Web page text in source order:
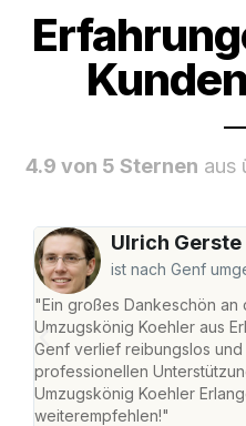
4.9 von 5 Sternen aus
Ulrich Gerste
ist nach Genf
"Ein großes Dankeschön an
Umzugskönig Koehler aus
Genf verlief reibungslos
professionellen
Umzugskönig Koehler
weiterempfehlen!"